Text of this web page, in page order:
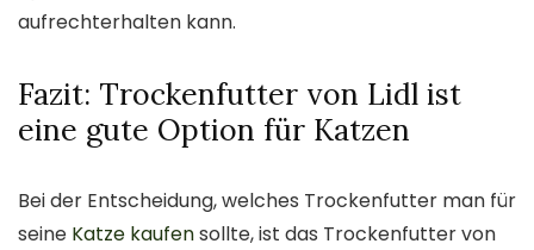
aufrechterhalten kann.
Fazit: Trockenfutter von Lidl ist
eine gute Option für Katzen
Bei der Entscheidung, welches Trockenfutter man für
seine Katze kaufensollte, ist das Trockenfutter von